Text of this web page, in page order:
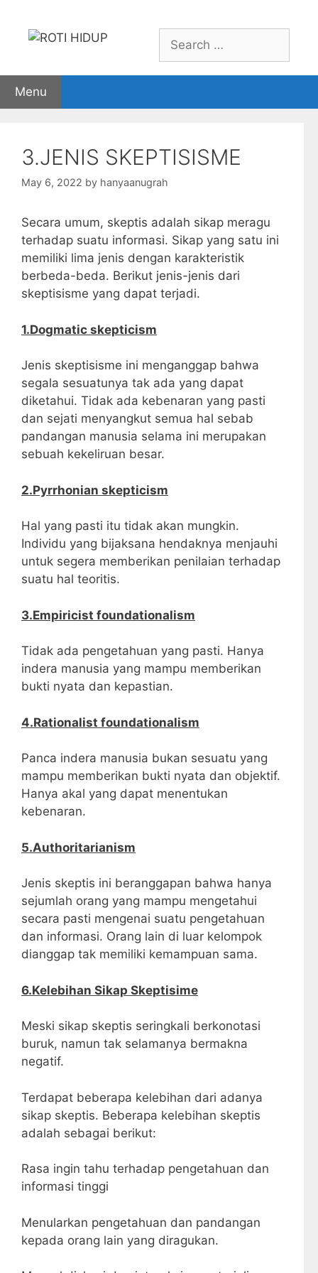
content
Search
for:
Menu
3.JENIS SKEPTISISME
May 6, 2022 by hanyaanugrah
Secara umum, skeptis adalah sikap meragu
terhadap suatu informasi. Sikap yang satu ini
memiliki lima jenis dengan karakteristik
berbeda-beda. Berikut jenis-jenis dari
skeptisisme yang dapat terjadi.
1.Dogmatic skepticism
Jenis skeptisisme ini menganggap bahwa
segala sesuatunya tak ada yang dapat
diketahui. Tidak ada kebenaran yang pasti
dan sejati menyangkut semua hal sebab
pandangan manusia selama ini merupakan
sebuah kekeliruan besar.
2.Pyrrhonian skepticism
Hal yang pasti itu tidak akan mungkin.
Individu yang bijaksana hendaknya menjauhi
untuk segera memberikan penilaian terhadap
suatu hal teoritis.
3.Empiricist foundationalism
Tidak ada pengetahuan yang pasti. Hanya
indera manusia yang mampu memberikan
bukti nyata dan kepastian.
4.Rationalist foundationalism
Panca indera manusia bukan sesuatu yang
mampu memberikan bukti nyata dan objektif.
Hanya akal yang dapat menentukan
kebenaran.
5.Authoritarianism
Jenis skeptis ini beranggapan bahwa hanya
sejumlah orang yang mampu mengetahui
secara pasti mengenai suatu pengetahuan
dan informasi. Orang lain di luar kelompok
dianggap tak memiliki kemampuan sama.
6.Kelebihan Sikap Skeptisime
Meski sikap skeptis seringkali berkonotasi
buruk, namun tak selamanya bermakna
negatif.
Terdapat beberapa kelebihan dari adanya
sikap skeptis. Beberapa kelebihan skeptis
adalah sebagai berikut:
Rasa ingin tahu terhadap pengetahuan dan
informasi tinggi
Menularkan pengetahuan dan pandangan
kepada orang lain yang diragukan.